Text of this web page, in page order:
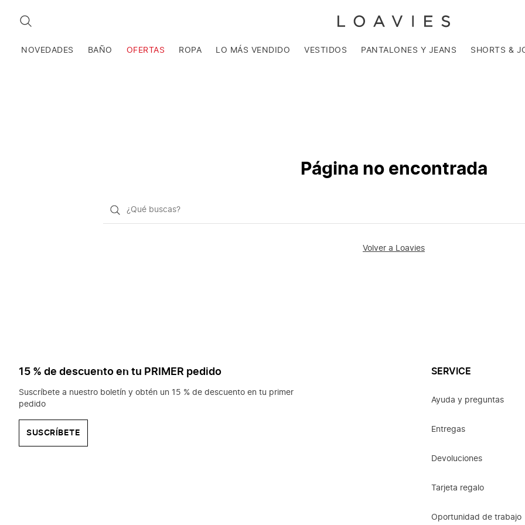
BUSCAR
NOVEDADES BAÑO OFERTAS ROPA LO MÁS VENDIDO VESTIDOS PANTALONES Y JEANS SHORTS &
Página no encontrada
¿Qué
Volver a Loavies
15 % de descuento en tu PRIMER pedido
Suscríbete a nuestro boletín y obtén un 15 % de descuento en tu primer
pedido
SUSCRÍBETE
SERVICE
Ayuda y preguntas
Entregas
Devoluciones
Tarjeta regalo
Oportunidad de trabajo